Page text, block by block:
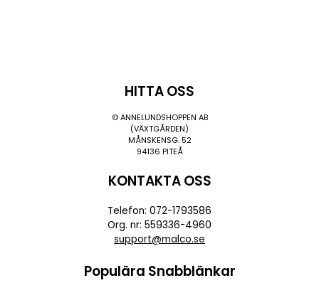
HITTA OSS
© ANNELUNDSHOPPEN AB
(VÄXTGÅRDEN)
MÅNSKENSG. 52
94136 PITEÅ
KONTAKTA OSS
Telefon: 072-1793586
Org. nr: 559336-4960
support@malco.se
Populära Snabblänkar